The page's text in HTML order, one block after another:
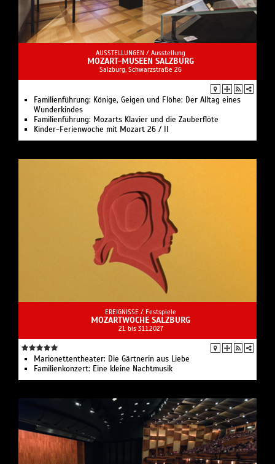
AUSSTELLUNGEN / Ausstellung
MOZART-MUSEEN SALZBURG
Salzburg, Schwarzstraße 26
Familienführung: Könige, Geigen und Flöhe: Der Alltag eines
Wunderkindes
Familienführung: Mozarts Klavier und die Zauberflöte
Kinder-Ferienwoche mit Mozart 26 / II
EREIGNISSE / Festspiele
MOZARTWOCHE SALZBURG
21. bis 31.1.2027
Marionettentheater: Die Gärtnerin aus Liebe
Familienkonzert: Eine kleine Nachtmusik